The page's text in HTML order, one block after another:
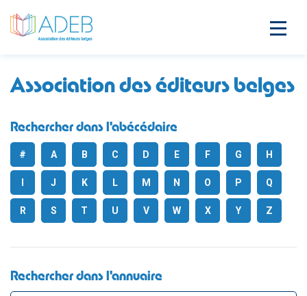
Association des éditeurs belges
Rechercher dans l'abécédaire
# A B C D E F G H
J K L M N O P Q
R S T U V W X Y Z
Rechercher dans l'annuaire